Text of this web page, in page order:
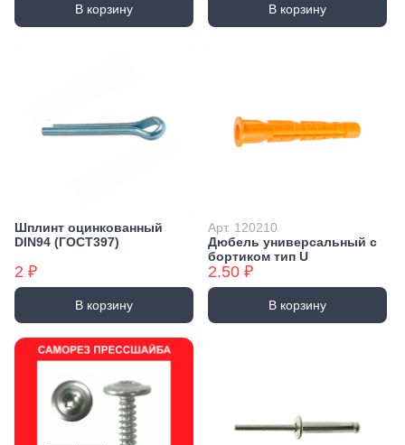
В корзину В корзину
Шплинт оцинкованный
DIN94 (ГОСТ397)
2 ₽
В корзину
Арт. 120210
Дюбель универсальный с
бортиком тип U
2.50 ₽
В корзину